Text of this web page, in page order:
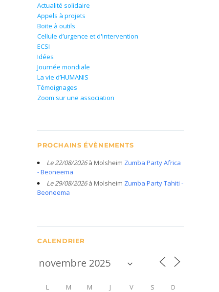
Actualité solidaire
Appels à projets
Boite à outils
Cellule d’urgence et d'intervention
ECSI
Idées
Journée mondiale
La vie d’HUMANIS
Témoignages
Zoom sur une association
PROCHAINS ÉVÈNEMENTS
Le 22/08/2026à Molsheim Zumba Party Africa
- Beoneema
Le 29/08/2026à Molsheim Zumba Party Tahiti -
Beoneema
CALENDRIER
L M M J V S D